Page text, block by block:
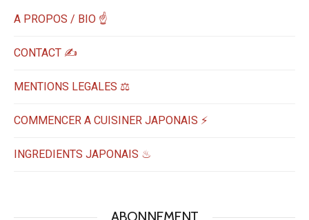
A PROPOS / BIO ☝
CONTACT ✍️
MENTIONS LEGALES ⚖️
COMMENCER A CUISINER JAPONAIS ⚡
INGREDIENTS JAPONAIS ♨
ABONNEMENT